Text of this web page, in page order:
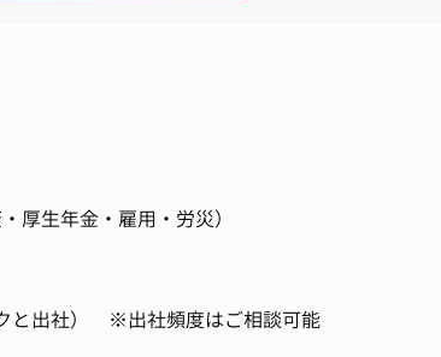
厚生年金・雇用・労災）
と出社） ※出社頻度はご相談可能